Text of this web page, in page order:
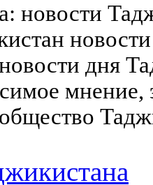
новости
дня